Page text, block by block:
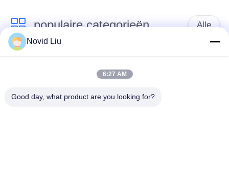
populaire categorieën Alle
yokohama
pneumatisch
Novid Liu
6:27 AM
Good day, what product are you looking for?